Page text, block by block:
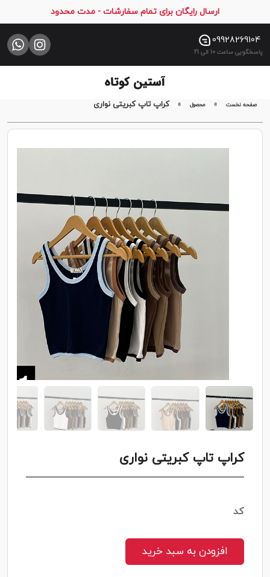
ارسال رایگان برای تمام سفارشات - مدت محدود
09928269104
پاسخگویی ساعت 10 الی 21
نخست
فروشگاه
صفحه نخست » محصول » کراپ تاپ کبریتی نواری
کراپ تاپ کبریتی نواری
کد
افزودن به سبد خرید